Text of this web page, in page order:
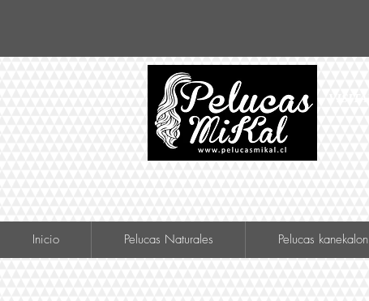
Inicio Pelucas Naturales Pelucas kanekalon